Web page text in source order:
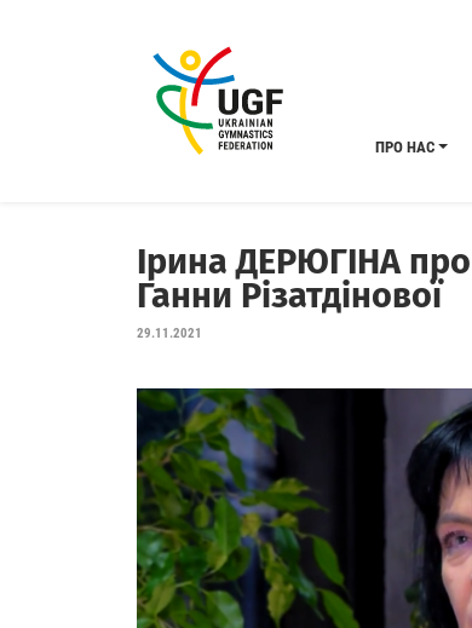
ПРО НАС
Ірина ДЕРЮГІНА
Ганни Різатдінової
29.11.2021